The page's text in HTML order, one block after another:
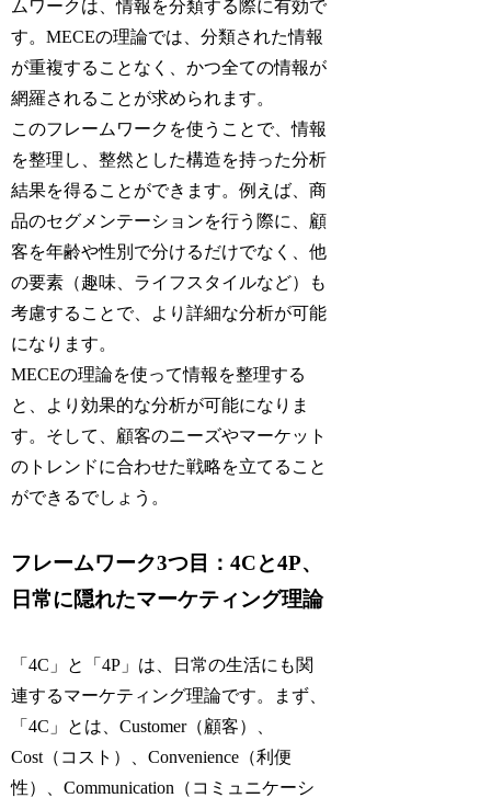
ムワークは、情報を分類する際に有効で
す。MECEの理論では、分類された情報
が重複することなく、かつ全ての情報が
網羅されることが求められます。
このフレームワークを使うことで、情報
を整理し、整然とした構造を持った分析
結果を得ることができます。例えば、商
品のセグメンテーションを行う際に、顧
客を年齢や性別で分けるだけでなく、他
の要素（趣味、ライフスタイルなど）も
考慮することで、より詳細な分析が可能
になります。
MECEの理論を使って情報を整理する
と、より効果的な分析が可能になりま
す。そして、顧客のニーズやマーケット
のトレンドに合わせた戦略を立てること
ができるでしょう。
フレームワーク3つ目：4Cと4P、
日常に隠れたマーケティング理論
「4C」と「4P」は、日常の生活にも関
連するマーケティング理論です。まず、
「4C」とは、Customer（顧客）、
Cost（コスト）、Convenience（利便
性）、Communication（コミュニケーシ